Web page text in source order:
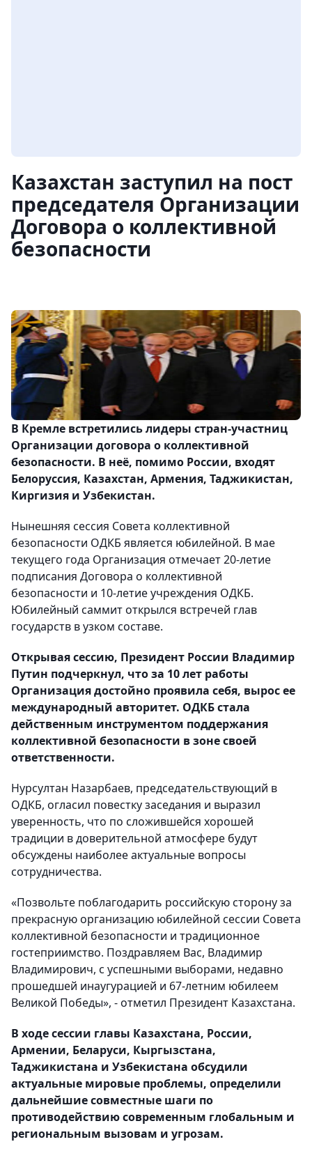
Казахстан заступил на пост
председателя Организации
Договора о коллективной
безопасности
В Кремле встретились лидеры стран-участниц
Организации договора о коллективной
безопасности. В неё, помимо России, входят
Белоруссия, Казахстан, Армения, Таджикистан,
Киргизия и Узбекистан.
Нынешняя сессия Совета коллективной
безопасности ОДКБ является юбилейной. В мае
текущего года Организация отмечает 20-летие
подписания Договора о коллективной
безопасности и 10-летие учреждения ОДКБ.
Юбилейный саммит открылся встречей глав
государств в узком составе.
Открывая сессию, Президент России Владимир
Путин подчеркнул, что за 10 лет работы
Организация достойно проявила себя, вырос ее
международный авторитет. ОДКБ стала
действенным инструментом поддержания
коллективной безопасности в зоне своей
ответственности.
Нурсултан Назарбаев, председательствующий в
ОДКБ, огласил повестку заседания и выразил
уверенность, что по сложившейся хорошей
традиции в доверительной атмосфере будут
обсуждены наиболее актуальные вопросы
сотрудничества.
«Позвольте поблагодарить российскую сторону за
прекрасную организацию юбилейной сессии Совета
коллективной безопасности и традиционное
гостеприимство. Поздравляем Вас, Владимир
Владимирович, с успешными выборами, недавно
прошедшей инаугурацией и 67-летним юбилеем
Великой Победы», - отметил Президент Казахстана.
В ходе сессии главы Казахстана, России,
Армении, Беларуси, Кыргызстана,
Таджикистана и Узбекистана обсудили
актуальные мировые проблемы, определили
дальнейшие совместные шаги по
противодействию современным глобальным и
региональным вызовам и угрозам.